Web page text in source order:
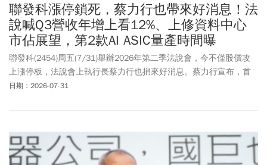
聯發科漲停鎖死，蔡力行也帶來好消息！法
說喊Q3營收年增上看12%、上修資料中心
市佔展望，第2款AI ASIC量產時間曝
聯發科(2454)周五(7/31)舉辦2026年第二季法說會，今不僅股價攻
上漲停板，法說會上執行長蔡力行也捎來好消息。蔡力行宣布，首
款AI加速器ASIC於第四季量產，第二款則預計在2028年量產。此
日期：2026-07-31